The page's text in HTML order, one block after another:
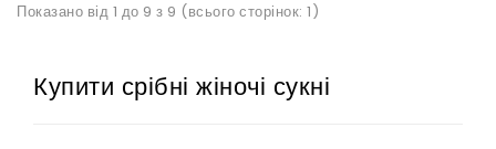
Показано від 1 до 9 з 9 (всього сторінок: 1)
Купити срібні жіночі сукні